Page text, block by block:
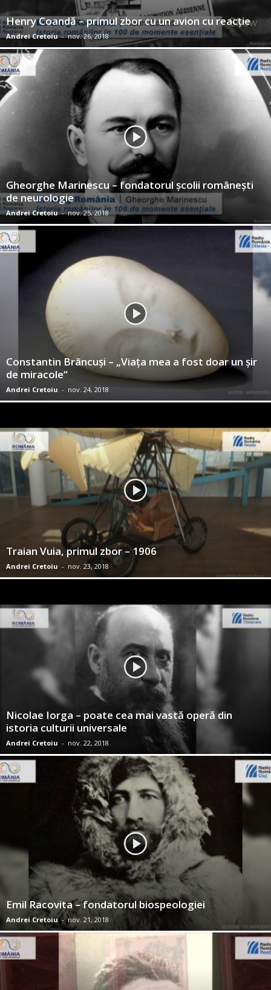
Henry Coandă – primul zbor cu un avion cu reacţie
Andrei Cretoiu - nov. 26, 2018
Gheorghe Marinescu – fondatorul şcolii româneşti
de neurologie
Andrei Cretoiu - nov. 25, 2018
Constantin Brâncuşi – „Viaţa mea a fost doar un şir
de miracole“
Andrei Cretoiu - nov. 24, 2018
Traian Vuia, primul zbor – 1906
Andrei Cretoiu - nov. 23, 2018
Nicolae Iorga – poate cea mai vastă operă din
istoria culturii universale
Andrei Cretoiu - nov. 22, 2018
Emil Racovita – fondatorul biospeologiei
Andrei Cretoiu - nov. 21, 2018